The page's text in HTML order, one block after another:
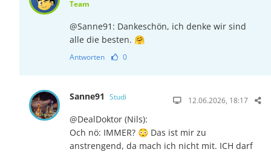
Team
@Sanne91: Dankeschön, ich denke wir sind
alle die besten. 🤗
Antworten 0
Sanne91 Studi 12.06.2026, 18:17
@DealDoktor (Nils):
Och nö: IMMER? 😳 Das ist mir zu
anstrengend, da mach ich nicht mit. ICH darf